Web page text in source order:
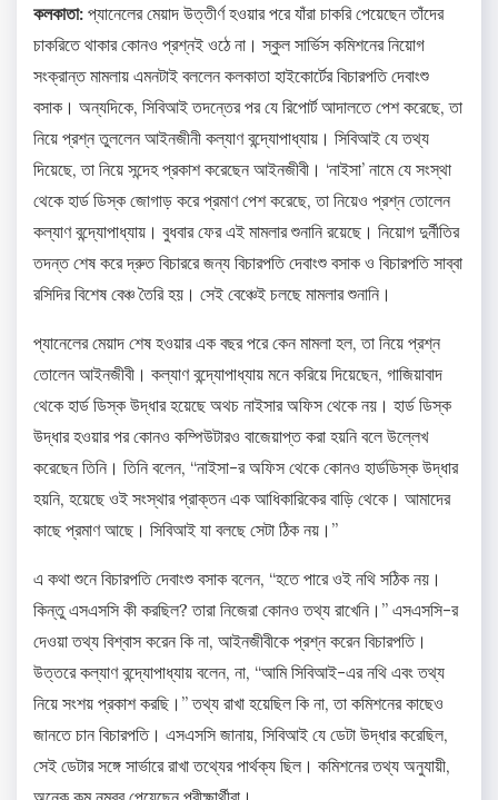
কলকাতা: প্যানেলের মেয়াদ উত্তীর্ণ হওয়ার পরে যাঁরা চাকরি পেয়েছেন তাঁদের
চাকরিতে থাকার কোনও প্রশ্নই ওঠে না। স্কুল সার্ভিস কমিশনের নিয়োগ
সংক্রান্ত মামলায় এমনটাই বললেন কলকাতা হাইকোর্টের বিচারপতি দেবাংশু
বসাক। অন্যদিকে, সিবিআই তদন্তের পর যে রিপোর্ট আদালতে পেশ করেছে, তা
নিয়ে প্রশ্ন তুললেন আইনজীনী কল্যাণ বন্দ্যোপাধ্যায়। সিবিআই যে তথ্য
দিয়েছে, তা নিয়ে সন্দেহ প্রকাশ করেছেন আইনজীবী। ‘নাইসা’ নামে যে সংস্থা
থেকে হার্ড ডিস্ক জোগাড় করে প্রমাণ পেশ করেছে, তা নিয়েও প্রশ্ন তোলেন
কল্যাণ বন্দ্যোপাধ্যায়। বুধবার ফের এই মামলার শুনানি রয়েছে। নিয়োগ দুর্নীতির
তদন্ত শেষ করে দ্রুত বিচাররে জন্য বিচারপতি দেবাংশু বসাক ও বিচারপতি সাব্বা
রসিদির বিশেষ বেঞ্চ তৈরি হয়। সেই বেঞ্চেই চলছে মামলার শুনানি।
প্যানেলের মেয়াদ শেষ হওয়ার এক বছর পরে কেন মামলা হল, তা নিয়ে প্রশ্ন
তোলেন আইনজীবী। কল্যাণ বন্দ্যোপাধ্যায় মনে করিয়ে দিয়েছেন, গাজিয়াবাদ
থেকে হার্ড ডিস্ক উদ্ধার হয়েছে অথচ নাইসার অফিস থেকে নয়। হার্ড ডিস্ক
উদ্ধার হওয়ার পর কোনও কম্পিউটারও বাজেয়াপ্ত করা হয়নি বলে উল্লেখ
করেছেন তিনি। তিনি বলেন, “নাইসা-র অফিস থেকে কোনও হার্ডডিস্ক উদ্ধার
হয়নি, হয়েছে ওই সংস্থার প্রাক্তন এক আধিকারিকের বাড়ি থেকে। আমাদের
কাছে প্রমাণ আছে। সিবিআই যা বলছে সেটা ঠিক নয়।”
এ কথা শুনে বিচারপতি দেবাংশু বসাক বলেন, “হতে পারে ওই নথি সঠিক নয়।
কিন্তু এসএসসি কী করছিল? তারা নিজেরা কোনও তথ্য রাখেনি।” এসএসসি-র
দেওয়া তথ্য বিশ্বাস করেন কি না, আইনজীবীকে প্রশ্ন করেন বিচারপতি।
উত্তরে কল্যাণ বন্দ্যোপাধ্যায় বলেন, না, “আমি সিবিআই-এর নথি এবং তথ্য
নিয়ে সংশয় প্রকাশ করছি।” তথ্য রাখা হয়েছিল কি না, তা কমিশনের কাছেও
জানতে চান বিচারপতি। এসএসসি জানায়, সিবিআই যে ডেটা উদ্ধার করেছিল,
সেই ডেটার সঙ্গে সার্ভারে রাখা তথ্যের পার্থক্য ছিল। কমিশনের তথ্য অনুযায়ী,